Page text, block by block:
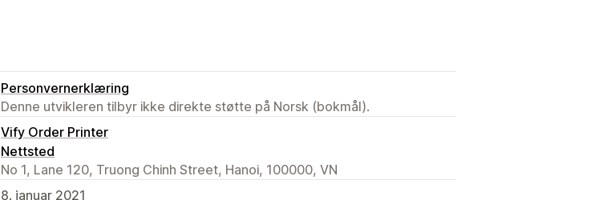
Personvernerklæring
Denne utvikleren tilbyr ikke direkte støtte på Norsk (bokmål).
Vify Order Printer
Nettsted
No 1, Lane 120, Truong Chinh Street, Hanoi, 100000, VN
8. januar 2021